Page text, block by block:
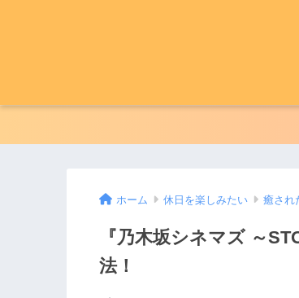
ホーム 休日を楽しみたい 癒され
『乃木坂シネマズ ～
法！